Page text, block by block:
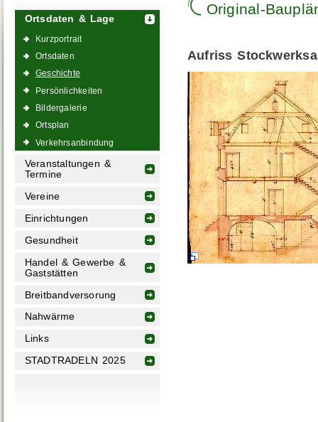
Ortsdaten & Lage
Kurzportrait
Ortsdaten
Geschichte
Persönlichkeiten
Bildergalerie
Ortsplan
Verkehrsanbindung
Veranstaltungen &
Termine
Vereine
Einrichtungen
Gesundheit
Handel & Gewerbe &
Gaststätten
Breitbandversorung
Nahwärme
Links
STADTRADELN 2025
Original-
Aufriss